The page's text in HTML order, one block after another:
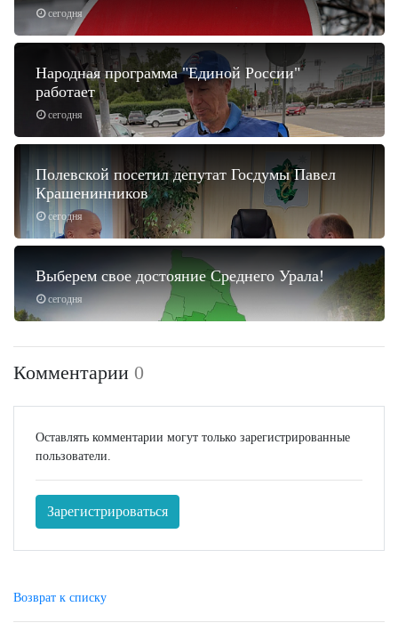
сегодня
сегодня
Народная программа "Единой России"
работает
сегодня
Полевской посетил депутат Госдумы Павел
Крашенинников
сегодня
Выберем свое достояние Среднего Урала!
Комментарии 0
Оставлять комментарии могут только зарегистрированные
пользователи.
Зарегистрироваться
Возврат к списку